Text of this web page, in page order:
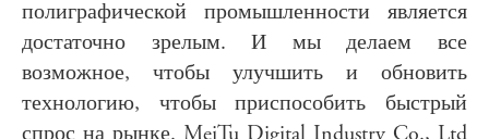
полиграфической промышленности является
достаточно зрелым. И мы делаем все
возможное, чтобы улучшить и обновить
технологию, чтобы приспособить быстрый